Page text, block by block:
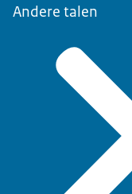
Andere talen